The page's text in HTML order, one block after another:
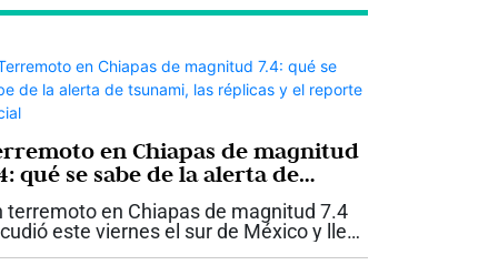
en Chiapas de magnitud
qué se sabe de la alerta de
las réplicas y el reporte
terremoto en Chiapas de magnitud 7.4
este viernes el sur de México y llevó
autoridades a activar una alerta de